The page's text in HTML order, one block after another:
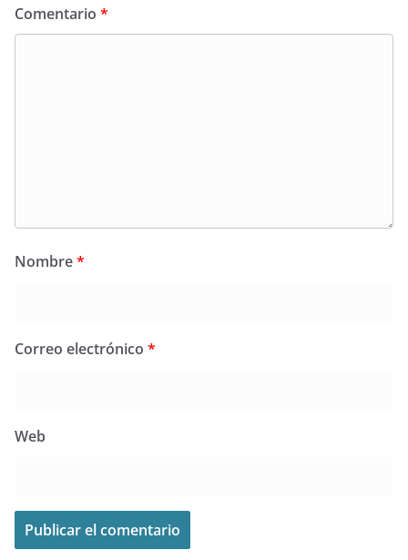
Comentario *
Nombre*
Correo electrónico *
Web